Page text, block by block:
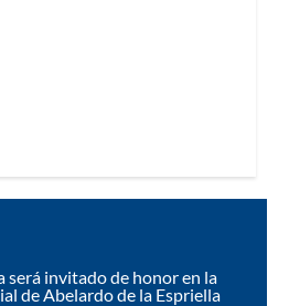
será invitado de honor en la
de Abelardo de la Espriella